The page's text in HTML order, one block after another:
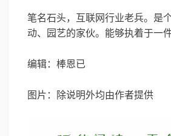
笔名石头，互联网行业老兵。是
动、园艺的家伙。能够执着于一
编辑：棒恩已
图片：除说明外均由作者提供